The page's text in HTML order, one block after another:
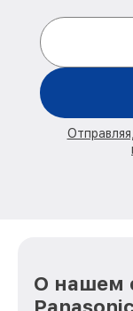
О нашем